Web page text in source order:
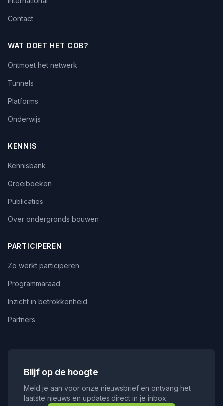
Contact
WAT DOET HET COB?
Ontmoet het netwerk
Tunnels
Platforms
Onderwijs
KENNIS
Kennisbank
Groeiboeken
Publicaties
Over ondergronds bouwen
PARTICIPEREN
Zo werkt participeren
Programmaraad
Inzicht in betrokkenheid
Partners
Blijf op de hoogte
Meld je aan voor onze nieuwsbrief en ontvang het
laatste nieuws en updates direct in je inbox.